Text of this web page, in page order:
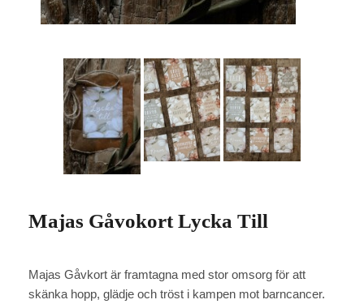
Majas Gåvokort Lycka Till
Majas Gåvkort är framtagna med stor omsorg för att
skänka hopp, glädje och tröst i kampen mot barncancer.